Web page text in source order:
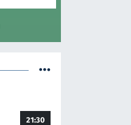
21:30